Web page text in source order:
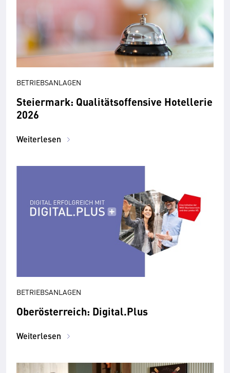
BETRIEBSANLAGEN
Steiermark: Qualitätsoffensive Hotellerie
2026
Weiterlesen
BETRIEBSANLAGEN
Oberösterreich: Digital.Plus
Weiterlesen